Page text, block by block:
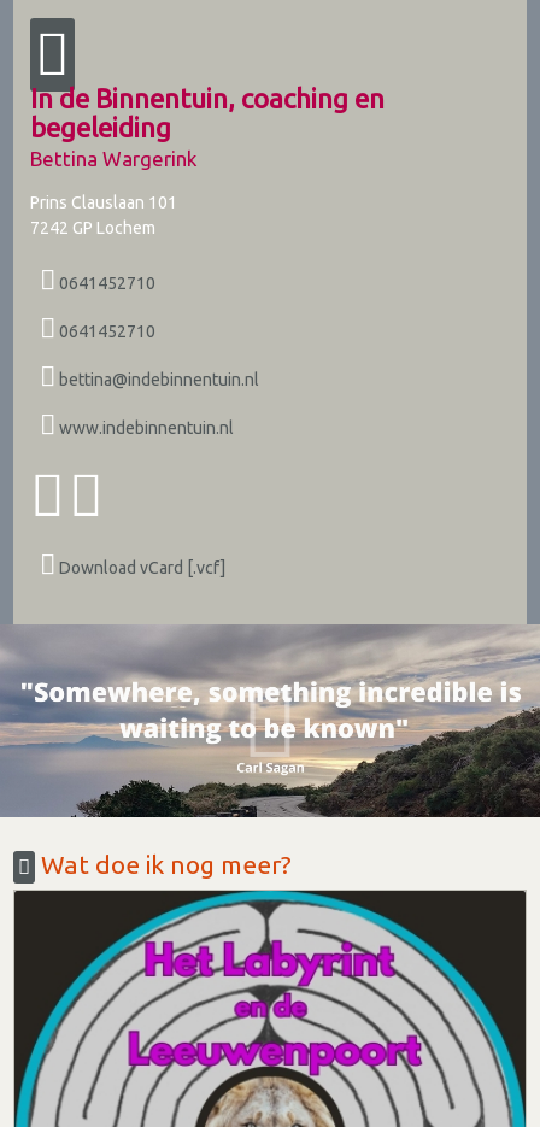
In de Binnentuin, coaching en
begeleiding
Bettina Wargerink
Prins Clauslaan 101
7242 GP Lochem
0641452710
0641452710
bettina@indebinnentuin.nl
www.indebinnentuin.nl
Download vCard [.vcf]
Wat doe ik nog meer?